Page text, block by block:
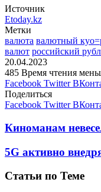
Источник
Etoday.kz
Метки
валюта валютный
валют российский
20.04.2023
485 Время чтения
Facebook Twitter
Поделиться
Facebook Twitter
Киноманам
5G активно
Статьи по Теме